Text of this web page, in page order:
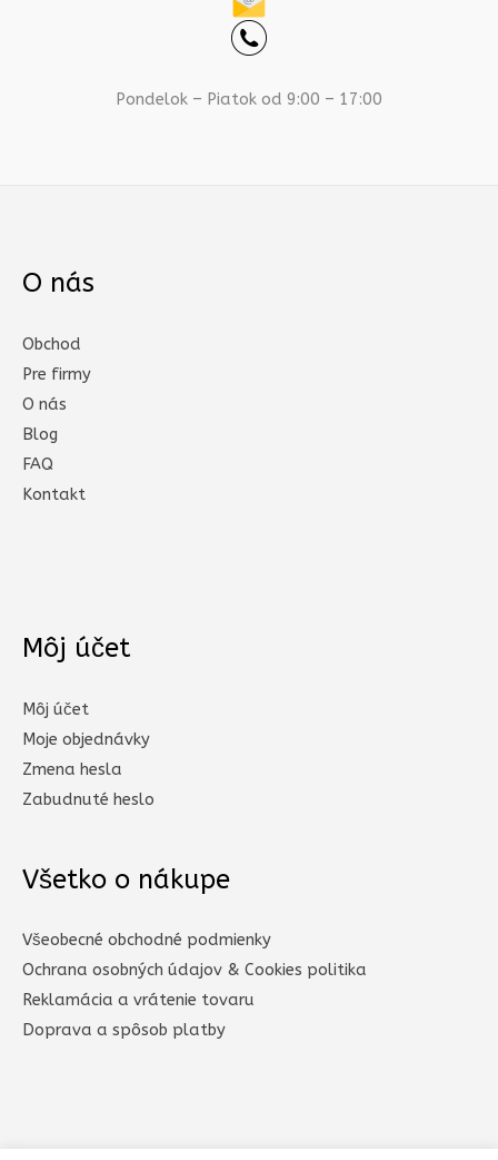
Pondelok – Piatok od 9:00 – 17:00
O nás
Obchod
Pre firmy
O nás
Blog
FAQ
Kontakt
Môj účet
Môj účet
Moje objednávky
Zmena hesla
Zabudnuté heslo
Všetko o nákupe
Všeobecné obchodné podmienky
Ochrana osobných údajov & Cookies politika
Reklamácia a vrátenie tovaru
Doprava a spôsob platby​